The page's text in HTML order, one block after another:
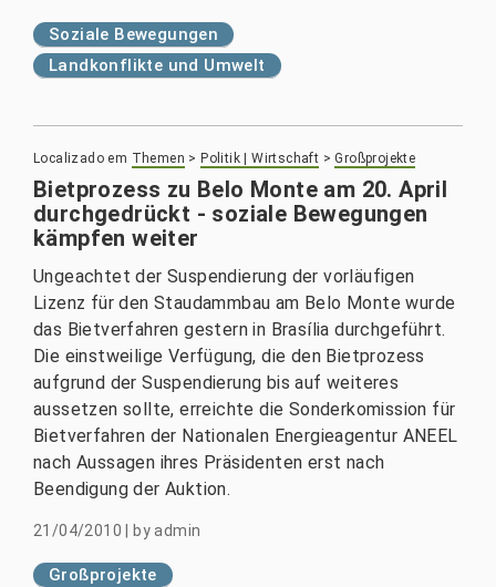
Soziale Bewegungen
Landkonflikte und Umwelt
Localizado em Themen > Politik | Wirtschaft >Großprojekte
Bietprozess zu Belo Monte am 20. April
durchgedrückt - soziale Bewegungen
kämpfen weiter
Ungeachtet der Suspendierung der vorläufigen
Lizenz für den Staudammbau am Belo Monte wurde
das Bietverfahren gestern in Brasília durchgeführt.
Die einstweilige Verfügung, die den Bietprozess
aufgrund der Suspendierung bis auf weiteres
aussetzen sollte, erreichte die Sonderkomission für
Bietverfahren der Nationalen Energieagentur ANEEL
nach Aussagen ihres Präsidenten erst nach
Beendigung der Auktion.
21/04/2010 byadmin
Großprojekte